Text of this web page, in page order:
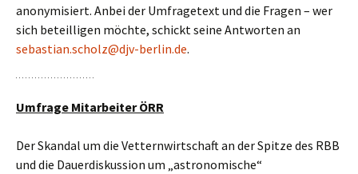
anonymisiert. Anbei der Umfragetext und die Fragen – wer
sich beteilligen möchte, schickt seine Antworten an
sebastian.scholz@djv-berlin.de.
Umfrage Mitarbeiter ÖRR
Der Skandal um die Vetternwirtschaft an der Spitze des RBB
und die Dauerdiskussion um „astronomische“